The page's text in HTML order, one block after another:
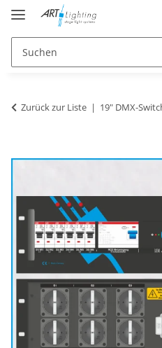
Zurück zur Liste 19" DMX-